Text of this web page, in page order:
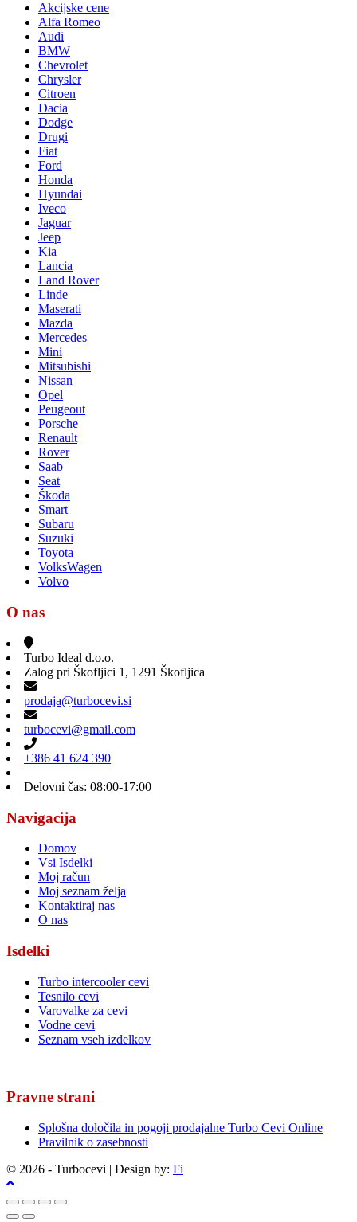
Akcijske cene
Alfa Romeo
Audi
BMW
Chevrolet
Chrysler
Citroen
Dacia
Dodge
Drugi
Fiat
Ford
Honda
Hyundai
Iveco
Jaguar
Jeep
Kia
Lancia
Land Rover
Linde
Maserati
Mazda
Mercedes
Mini
Mitsubishi
Nissan
Opel
Peugeout
Porsche
Renault
Rover
Saab
Seat
Škoda
Smart
Subaru
Suzuki
Toyota
VolksWagen
Volvo
O nas
Turbo Ideal d.o.o.
Zalog pri Škofljici 1, 1291 Škofljica
prodaja@turbocevi.si
turbocevi@gmail.com
+386 41 624 390
Delovni čas: 08:00-17:00
Navigacija
Domov
Vsi Isdelki
Moj račun
Moj seznam želja
Kontaktiraj nas
O nas
Isdelki
Turbo intercooler cevi
Tesnilo cevi
Varovalke za cevi
Vodne cevi
Seznam vseh izdelkov
Pravne strani
Splošna določila in pogoji prodajalne Turbo Cevi Online
Pravilnik o zasebnosti
© 2026 - Turbocevi | Design by: Fi